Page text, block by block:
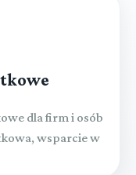
dla firm i osób
wsparcie w